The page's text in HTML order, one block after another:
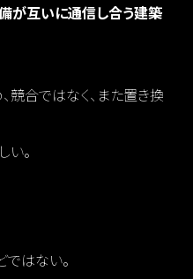
が互いに通信し合う建築
競合ではなく、また置き換
い。
はない。